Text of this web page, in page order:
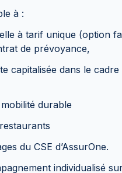
à :
à tarif unique (option
de prévoyance,
dans le cadre
durable
du CSE d’AssurOne.
individualisé